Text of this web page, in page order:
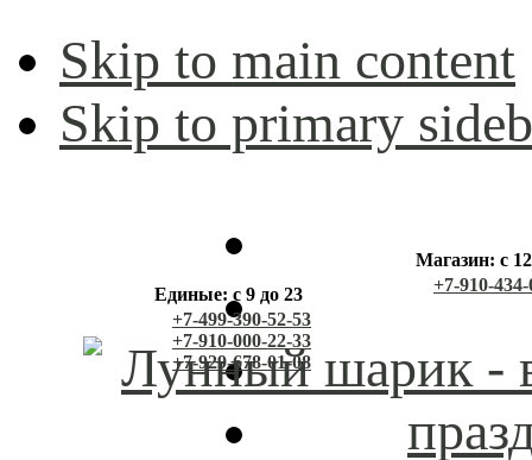
Skip to main content
Skip to primary
Единые: с 9 до 23
+7-499-390-52-53
+7-910-000-22-33
+7-929-678-01-08
Магазин: с
+7-910-